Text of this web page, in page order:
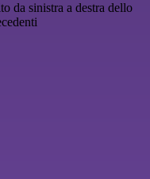
da sinistra a destra dello